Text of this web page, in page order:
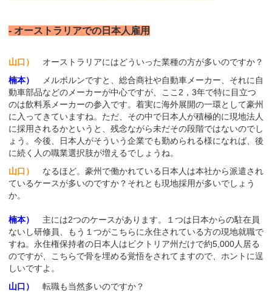
- オーストラリアでの日本人雇用
山口）
オーストラリアにはどういった業種の方が多いのですか？
楠本）
メルボルンですと、総合商社や自動車メーカー、それに自
動車部品などのメーカーが中心ですが、ここ2，3年で特に目立つ
のは飲料系メーカーの参入です。着実に海外展開の一環として豪州
に入ってきていますね。ただ、その中で日本人が積極的に現地法人
に採用されるかというと、残念ながら未だその段階ではないのでし
ょう。今後、日本人がそういう企業でも勤められる様になれば、後
に続く人の職業選択肢が増えるでしょうね。
山口）
なるほど。豪州で働かれている日本人は本社から派遣され
ているケースが多いのですか？それとも現地採用が多いでしょう
か。
楠本）
主には2つのケースがあります。１つは日本からの駐在員
ないし研修員、もう１つがこちらに永住されている方の現地就職で
すね。永住権保持者の日本人はビクトリア州だけで約5,000人居る
のですが、こちらで骨を埋める覚悟をされてますので、ホントに逞
しいですよ。
山口）
転職も当然多いのですか？